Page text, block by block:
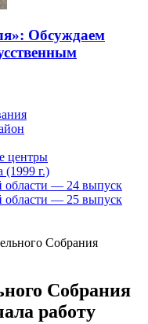
Обсуждаем
центры
(1999 г.)
области — 24 выпуск
области — 25 выпуск
Собрания
Собрания
работу